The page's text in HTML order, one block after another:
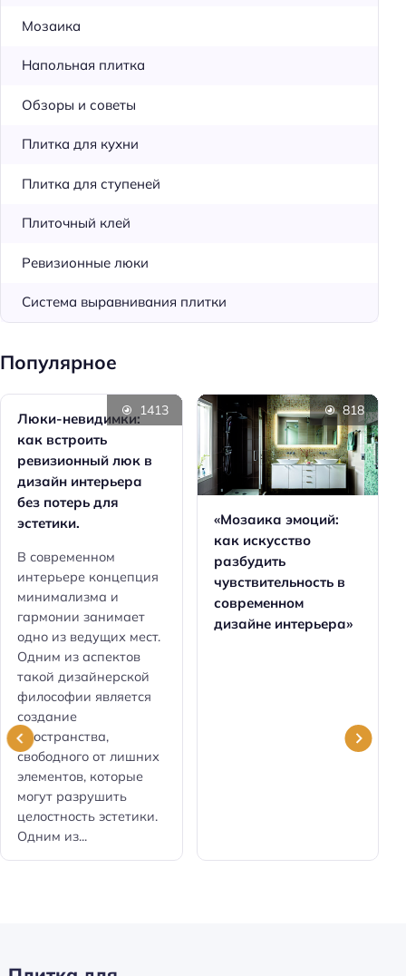
Мозаика
Напольная плитка
Обзоры и советы
Плитка для кухни
Плитка для ступеней
Плиточный клей
Ревизионные люки
Система выравнивания плитки
Популярное
Люки-невидимки:
как встроить
ревизионный люк в
дизайн интерьера
без потерь для
эстетики.
В современном
интерьере концепция
минимализма и
гармонии занимает
одно из ведущих мест.
Одним из аспектов
такой дизайнерской
философии является
создание
пространства,
свободного от лишних
элементов, которые
могут разрушить
целостность эстетики.
Одним из...
1413
«Мозаика эмоций:
как искусство
разбудить
чувствительность в
современном
дизайне интерьера»
818